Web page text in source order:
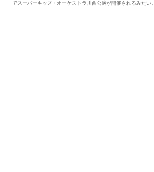
でスーパーキッズ・オーケストラ川西公演が開催されるみたい。